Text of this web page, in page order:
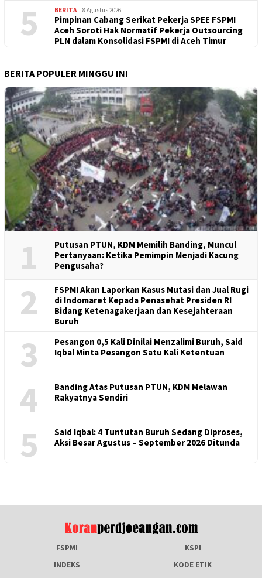
5 BERITA 8 Agustus 2026
Pimpinan Cabang Serikat Pekerja SPEE FSPMI
Aceh Soroti Hak Normatif Pekerja Outsourcing
PLN dalam Konsolidasi FSPMI di Aceh Timur
BERITA POPULER MINGGU INI
1
Putusan PTUN, KDM Memilih Banding, Muncul
Pertanyaan: Ketika Pemimpin Menjadi Kacung
Pengusaha?
2
FSPMI Akan Laporkan Kasus Mutasi dan Jual Rugi
di Indomaret Kepada Penasehat Presiden RI
Bidang Ketenagakerjaan dan Kesejahteraan
Buruh
3
Pesangon 0,5 Kali Dinilai Menzalimi Buruh, Said
Iqbal Minta Pesangon Satu Kali Ketentuan
4
Banding Atas Putusan PTUN, KDM Melawan
Rakyatnya Sendiri
5
Said Iqbal: 4 Tuntutan Buruh Sedang Diproses,
Aksi Besar Agustus – September 2026 Ditunda
FSPMI
KSPI
INDEKS
KODE ETIK